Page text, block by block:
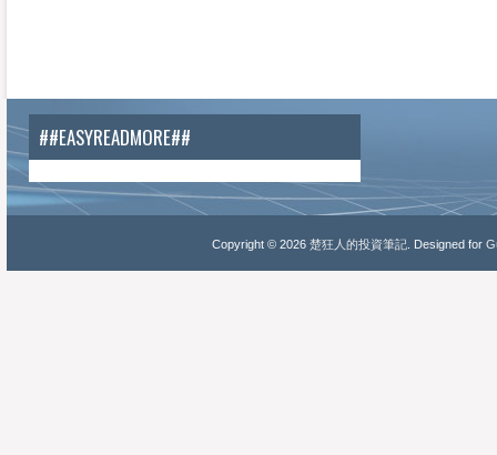
##EASYREADMORE##
Copyright © 2026 楚狂人的投資筆記. Designed for